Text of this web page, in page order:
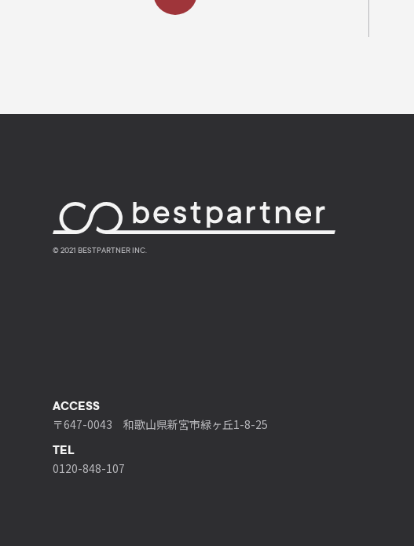
© 2021 BESTPARTNER INC.
ACCESS
〒647-0043 和歌山県新宮市緑ヶ丘1-8-25
TEL
0120-848-107